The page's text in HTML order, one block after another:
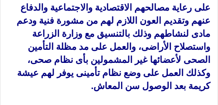
على رعاية مصالحهم الاقتصادية والاجتماعية والدفاع
عنهم وتقديم العون اللازم لهم من مشورة فنية ودعم
مادى لنشاطهم وذلك بالتنسيق مع وزارة الزراعة
واستصلاح الأراضى، والعمل على مد مظلة التأمين
الصحى لأعضائها غير المشمولين بأى نظام صحى،
وكذلك العمل على وضع نظام تأمينى يوفر لهم عيشة
كريمة بعد الوصول سن المعاش.